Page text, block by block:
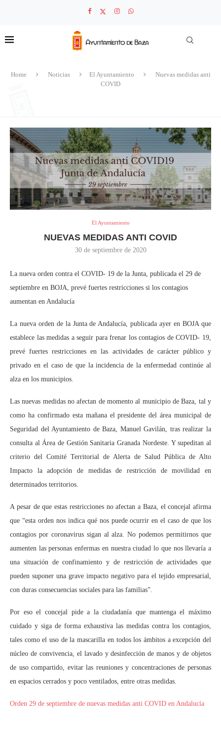
Home Noticias El Ayuntamiento
Nuevas medidas anti
COVID
El Ayuntamiento
NUEVAS MEDIDAS ANTI COVID
30 de septiembre de 2020
La nueva orden contra el COVID- 19 de la Junta, publicada el 29 de
septiembre en BOJA, prevé fuertes restricciones si los contagios
aumentan en Andalucía
La nueva orden de la Junta de Andalucía, publicada ayer en BOJA que
establece las medidas a seguir para frenar los contagios de COVID- 19,
prevé fuertes restricciones en las actividades de carácter público y
privado en el caso de que la incidencia de la enfermedad continúe al
alza en los municipios.
Las nuevas medidas no afectan de momento al municipio de Baza, tal y
como ha confirmado esta mañana el presidente del área municipal de
Seguridad del Ayuntamiento de Baza, Manuel Gavilán, tras realizar la
consulta al Área de Gestión Sanitaria Granada Nordeste. Y supeditan al
criterio del Comité Territorial de Alerta de Salud Pública de Alto
Impacto la adopción de medidas de restricción de movilidad en
determinados territorios.
A pesar de que estas restricciones no afectan a Baza, el concejal afirma
que “esta orden nos indica qué nos puede ocurrir en el caso de que los
contagios por coronavirus sigan al alza. No podemos permitirnos que
aumenten las personas enfermas en nuestra ciudad lo que nos llevaría a
una situación de confinamiento y de restricción de actividades que
pueden suponer una grave impacto negativo para el tejido empresarial,
con duras consecuencias sociales para las familias”.
Por eso el concejal pide a la ciudadanía que mantenga el máximo
cuidado y siga de forma exhaustiva las medidas contra los contagios,
tales como el uso de la mascarilla en todos los ámbitos a excepción del
núcleo de convivencia, el lavado y desinfección de manos y de objetos
de uso compartido, evitar las reuniones y concentraciones de personas
en espacios cerrados y poco ventilados, entre otras medidas.
Orden 29 de septiembre de nuevas medidas anti COVID en Andalucía